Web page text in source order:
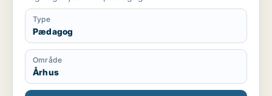
Type
Pædagog
Område
Århus